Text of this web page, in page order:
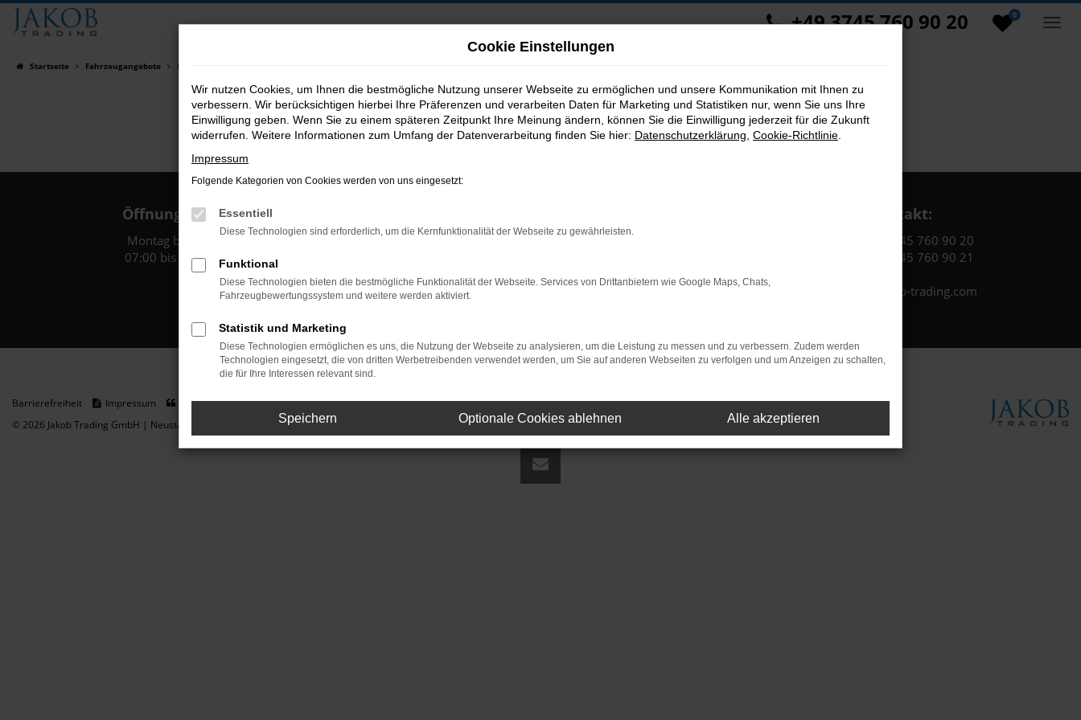
Zum
Hauptinhalt
0
+49 3745 760 90 20
Startseite Fahrzeugangebote Fahrzeugsuche
B2B-Shop
Öffnungszeiten:
Montag bis Freitag:
07:00 bis 18:00 Uhr
Jakob Trading GmbH
D-08223 Neustadt/Vogtland
Kontakt:
Tel.: +49 3745 760 90 20
Fax: +49 3745 760 90 21
Mail: fj@jakob-trading.com
Barrierefreiheit Impressum Datenschutz
Cookie Einstellungen
© 2026 Jakob Trading GmbH | Neustädter Straße 1 | DE-08223 Neustadt/Vogtland | fj@jakob-trading.com |Webdesign by audaris.de
Cookie Einstellungen
Wir nutzen Cookies, um Ihnen die bestmögliche Nutzung unserer Webseite zu ermöglichen und unsere Kommunikation mit Ihnen zu
verbessern. Wir berücksichtigen hierbei Ihre Präferenzen und verarbeiten Daten für Marketing und Statistiken nur, wenn Sie uns Ihre
Einwilligung geben. Wenn Sie zu einem späteren Zeitpunkt Ihre Meinung ändern, können Sie die Einwilligung jederzeit für die Zukunft
widerrufen. Weitere Informationen zum Umfang der Datenverarbeitung finden Sie hier: Datenschutzerklärung Cookie-Richtlinie
Impressum
Folgende Kategorien von Cookies werden von uns eingesetzt:
Essentiell
Diese Technologien sind erforderlich, um die Kernfunktionalität der Webseite zu gewährleisten.
Funktional
Diese Technologien bieten die bestmögliche Funktionalität der Webseite. Services von Drittanbietern wie Google Maps, Chats,
Fahrzeugbewertungssystem und weitere werden aktiviert.
Statistik und Marketing
Diese Technologien ermöglichen es uns, die Nutzung der Webseite zu analysieren, um die Leistung zu messen und zu verbessern. Zudem werden
Technologien eingesetzt, die von dritten Werbetreibenden verwendet werden, um Sie auf anderen Webseiten zu verfolgen und um Anzeigen zu schalten,
die für Ihre Interessen relevant sind.
Speichern Optionale Cookies ablehnen Alle akzeptieren